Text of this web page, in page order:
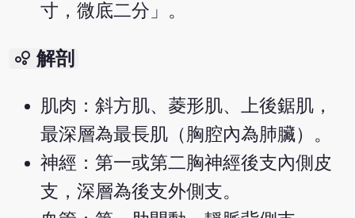
寸，微底二分」。
bubble_chart 解剖
肌肉：斜方肌、菱形肌、上後鋸肌，
最深層為最長肌（胸腔內為肺臟）。
神經：第一或第二胸神經後支內側皮
支，深層為後支外側支。